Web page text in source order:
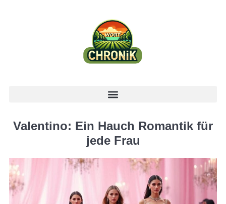
Valentino: Ein Hauch Romantik für
jede Frau